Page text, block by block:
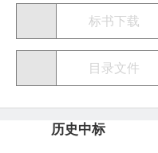
标书下载
目录文件
历史中标